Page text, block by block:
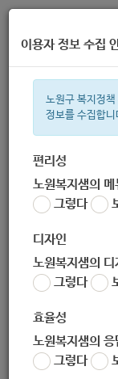
주간 인기검색어
이용자 정보 수집
노원구 복지정
정보를 수집합
편리성
노원복지샘의
그렇다
디자인
노원복지샘의
그렇다
효율성
노원복지샘의
그렇다
2020년도 보육사
지침
작성자 노원 복지샘